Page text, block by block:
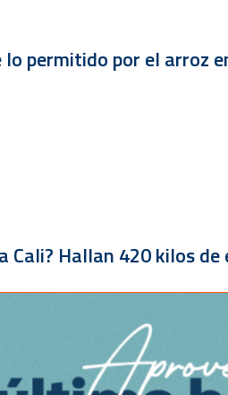
permitido por el arroz
Cali? Hallan 420 kilos